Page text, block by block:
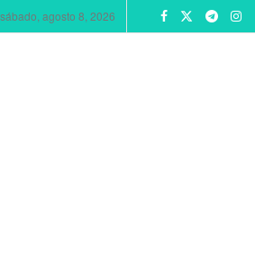
sábado, agosto 8, 2026